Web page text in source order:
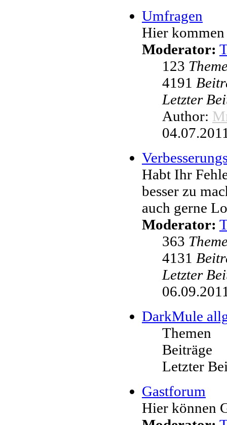
Umfragen
Hier
Moderator:
123
4191
Letzter
Author:
Habt Ihr
besser zu
auch gerne
Moderator:
363
4131
Letzter
DarkMule
Themen
Beiträge
Letzter
Gastforum
Hier können